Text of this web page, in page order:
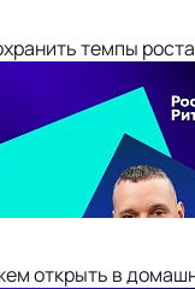
темпы
открыть в